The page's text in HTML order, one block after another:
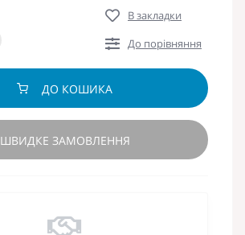
В закладки
До порівняння
ДО КОШИКА
ШВИДКЕ ЗАМОВЛЕННЯ